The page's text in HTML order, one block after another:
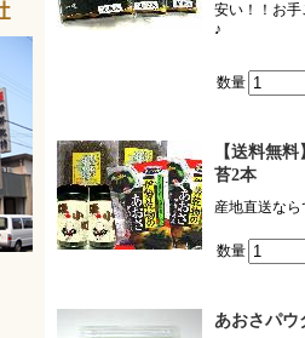
安い！！お
♪
数量
【送料無
苔2本
産地直送な
数量
あおさパウ